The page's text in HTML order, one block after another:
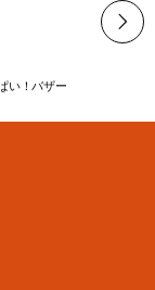
い！バザー